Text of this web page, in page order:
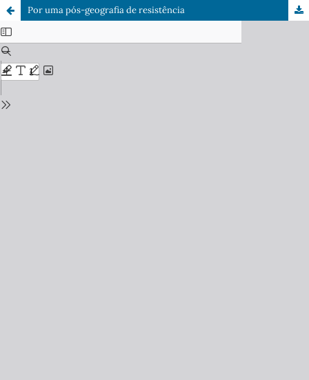
Por uma pós-geografia de resistência